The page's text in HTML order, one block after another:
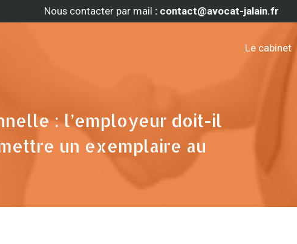
Nous contacter par mail : contact@avocat-jalain.fr
Le cabinet
: l’employeur doit-il
un exemplaire au